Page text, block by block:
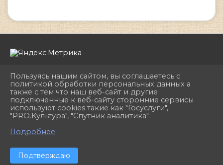
2026 г. dhshkemerovo.ru
Вход
Карта сайта
Политика обработки персональных данных
Сделано на KubCMS
Разработка и поддержка
Пользуясь нашим сайтом, вы соглашаетесь с
политикой обработки персональных данных а
также с тем что наш веб-сайт и другие
подключенные к веб-сайту сторонние сервисы
используют cookies такие как "Госуслуги",
"PRO.Культура", "Спутник аналитика".
Подробнее
Подтверждаю